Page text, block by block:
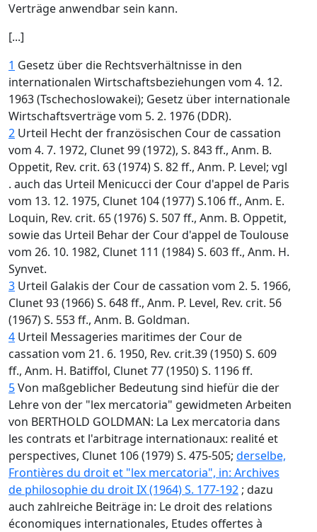
Verträge anwendbar sein kann.
[...]
1 Gesetz über die Rechtsverhältnisse in den
internationalen Wirtschaftsbeziehungen vom 4. 12.
1963 (Tschechoslowakei); Gesetz über internationale
Wirtschaftsverträge vom 5. 2. 1976 (DDR).
2 Urteil Hecht der französischen Cour de cassation
vom 4. 7. 1972, Clunet 99 (1972), S. 843 ff., Anm. B.
Oppetit, Rev. crit. 63 (1974) S. 82 ff., Anm. P. Level; vgl
. auch das Urteil Menicucci der Cour d'appel de Paris
vom 13. 12. 1975, Clunet 104 (1977) S.106 ff., Anm. E.
Loquin, Rev. crit. 65 (1976) S. 507 ff., Anm. B. Oppetit,
sowie das Urteil Behar der Cour d'appel de Toulouse
vom 26. 10. 1982, Clunet 111 (1984) S. 603 ff., Anm. H.
Synvet.
3 Urteil Galakis der Cour de cassation vom 2. 5. 1966,
Clunet 93 (1966) S. 648 ff., Anm. P. Level, Rev. crit. 56
(1967) S. 553 ff., Anm. B. Goldman.
4 Urteil Messageries maritimes der Cour de
cassation vom 21. 6. 1950, Rev. crit.39 (1950) S. 609
ff., Anm. H. Batiffol, Clunet 77 (1950) S. 1196 ff.
5Von maßgeblicher Bedeutung sind hiefür die der
Lehre von der "lex mercatoria" gewidmeten Arbeiten
von BERTHOLD GOLDMAN: La Lex mercatoria dans
les contrats et l'arbitrage internationaux: realité et
perspectives, Clunet 106 (1979) S. 475-505; derselbe,
Frontières du droit et "lex mercatoria", in: Archives
de philosophie du droit IX (1964) S. 177-192 ; dazu
auch zahlreiche Beiträge in: Le droit des relations
économiques internationales, Etudes offertes à